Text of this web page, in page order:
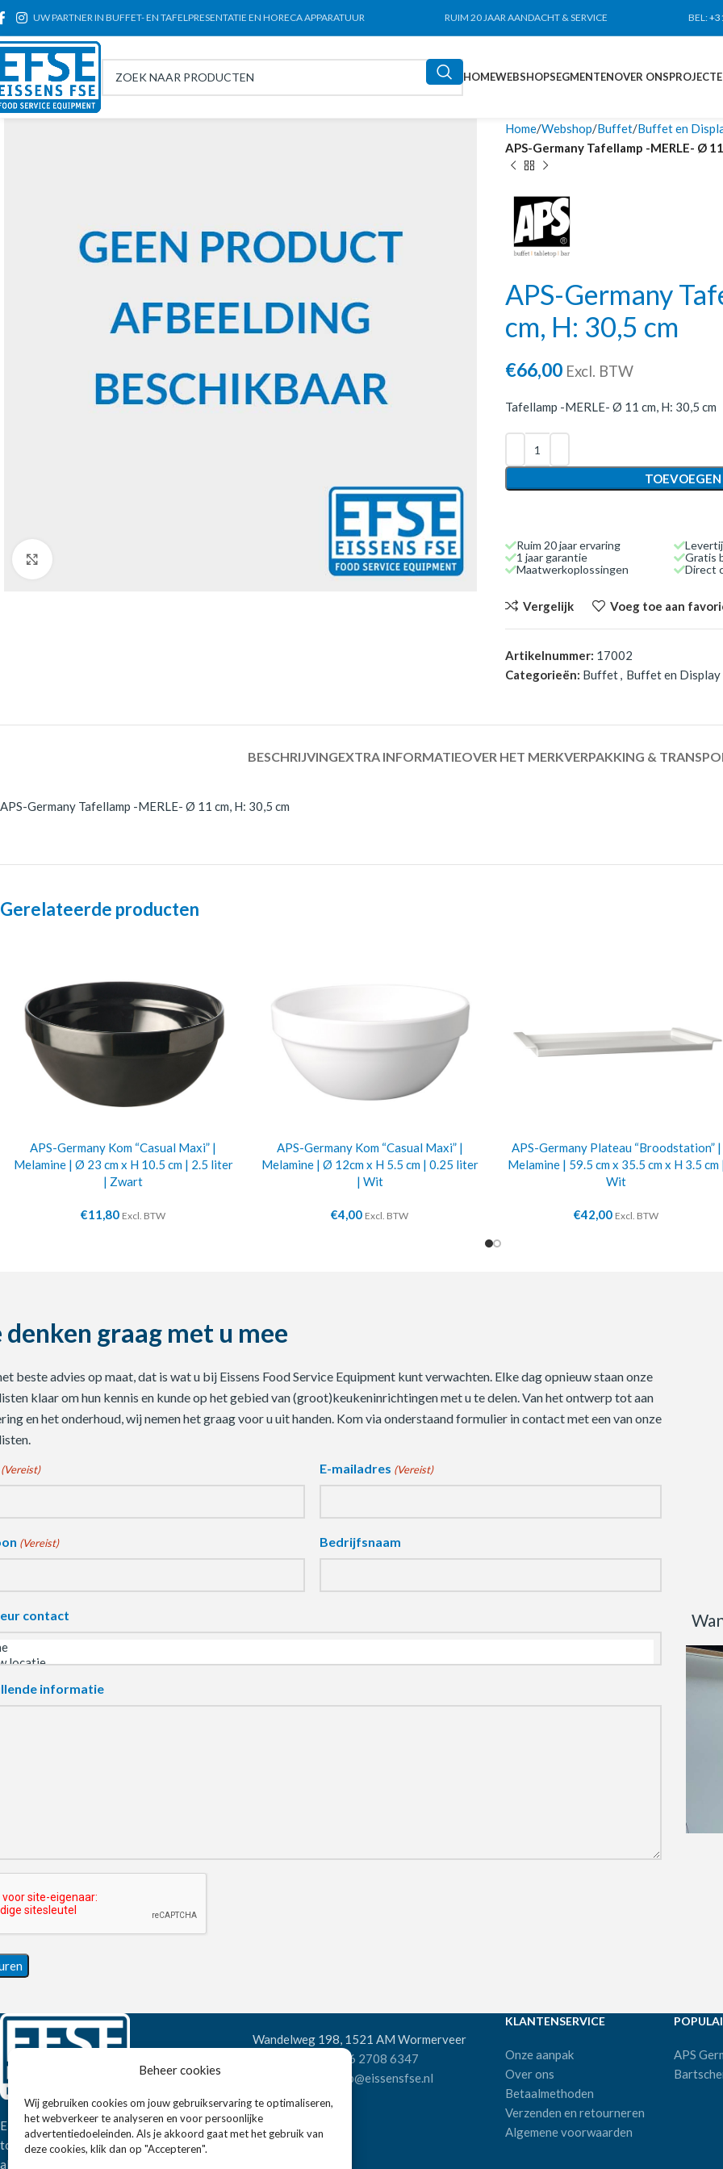
Beheer cookies
Wij gebruiken cookies om jouw gebruikservaring te optimaliseren,
het webverkeer te analyseren en voor persoonlijke
advertentiedoeleinden. Als je akkoord gaat met het gebruik van
deze cookies, klik dan op "Accepteren".
UW PARTNER IN BUFFET- EN TAFELPRESENTATIE EN HORECA APPARATUUR RUIM 20 JAAR AANDACHT & SERVICE BEL:
HOMEWEBSHOPSEGMENTENOVER ONS
Home Webshop Buffet Buffet en
APS-Germany Tafellamp -MERLE- Ø
APS-Germany
cm, H: 30,5 cm
€66,00 Excl. BTW
Tafellamp -MERLE- Ø 11 cm, H: 30,5 cm
Ruim 20 jaar ervaring
1 jaar garantie
Maatwerkoplossingen
Gratis
Direct
Vergelijk Voeg toe aan
Artikelnummer: 17002
Categorieën: Buffet, Buffet en Display
BESCHRIJVINGEXTRA INFORMATIEOVER HET MERKVERPAKKING &
APS-Germany Tafellamp -MERLE- Ø 11 cm, H: 30,5 cm
Gerelateerde producten
APS-Germany Kom “Casual Maxi” |
Melamine | Ø 23 cm x H 10.5 cm | 2.5 liter
| Zwart
€11,80 Excl. BTW
APS-Germany Kom “Casual Maxi” |
Melamine | Ø 12cm x H 5.5 cm | 0.25 liter
| Wit
€4,00 Excl. BTW
APS-Germany Plateau “Broodstation” |
Melamine | 59.5 cm x 35.5 cm x H 3.5 cm
Wit
€42,00 Excl. BTW
denken graag met u mee
beste advies op maat, dat is wat u bij Eissens Food Service Equipment kunt verwachten. Elke dag opnieuw staan onze
klaar om hun kennis en kunde op het gebied van (groot)keukeninrichtingen met u te delen. Van het ontwerp tot aan
en het onderhoud, wij nemen het graag voor u uit handen. Kom via onderstaand formulier in contact met een van onze
(Vereist) E-mailadres (Vereist)
(Vereist) Bedrijfsnaam
contact
informatie
Eissens FSE is een horeca
totaalleverancier. U vindt bij ons niet
alleen inspiratie maar ook een breed
Wandelweg 198, 1521 AM Wormerveer
+31 6 2708 6347
verkoop@eissensfse.nl
KLANTENSERVICE
Onze aanpak
Over ons
Betaalmethoden
Verzenden en retourneren
Algemene voorwaarden
APS